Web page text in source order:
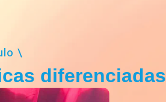
\
diferenciadas